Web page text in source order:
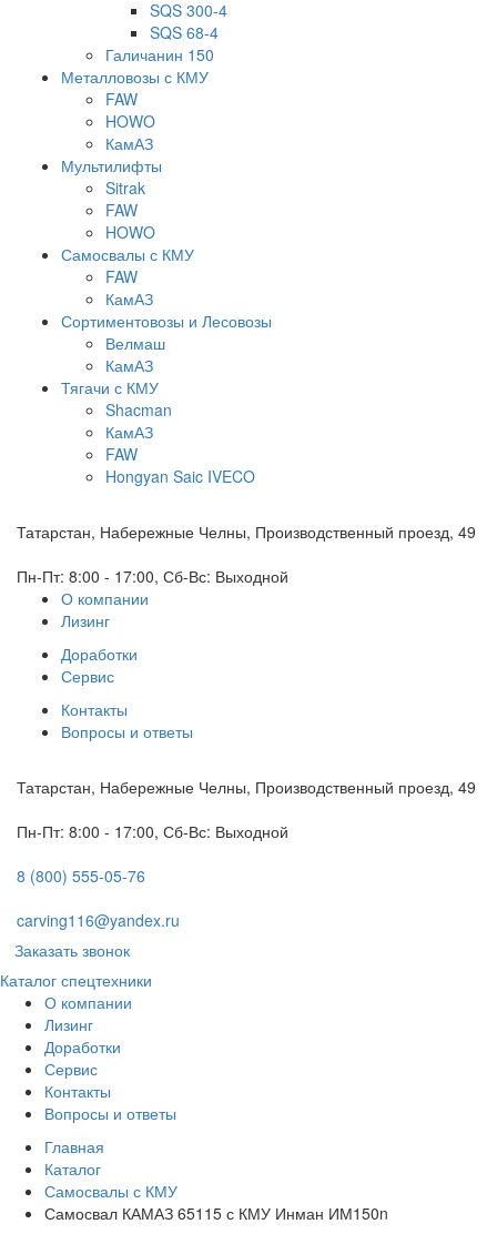
SQS 300-4
SQS 68-4
Галичанин 150
Металловозы с КМУ
FAW
HOWO
КамАЗ
Мультилифты
Sitrak
FAW
HOWO
Самосвалы с КМУ
FAW
КамАЗ
Сортиментовозы и Лесовозы
Велмаш
КамАЗ
Тягачи с КМУ
Shacman
КамАЗ
FAW
Hongyan Saic IVECO
Татарстан, Набережные Челны, Производственный проезд, 49
Пн-Пт: 8:00 - 17:00, Сб-Вс: Выходной
О компании
Лизинг
Доработки
Сервис
Контакты
Вопросы и ответы
Татарстан, Набережные Челны, Производственный проезд, 49
Пн-Пт: 8:00 - 17:00, Сб-Вс: Выходной
8 (800) 555-05-76
carving116@yandex.ru
Заказать звонок
Каталог спецтехники
О компании
Лизинг
Доработки
Сервис
Контакты
Вопросы и ответы
Главная
Каталог
Самосвалы с КМУ
Самосвал КАМАЗ 65115 с КМУ Инман ИМ150n